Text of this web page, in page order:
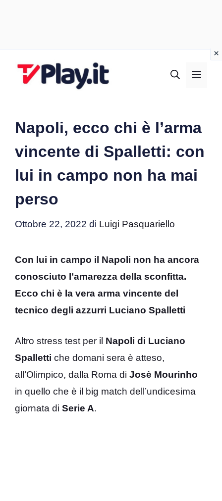
Napoli, ecco chi è l’arma
vincente di Spalletti: con
lui in campo non ha mai
perso
Ottobre 22, 2022 di Luigi Pasquariello
Con lui in campo il Napoli non ha ancora
conosciuto l’amarezza della sconfitta.
Ecco chi è la vera arma vincente del
tecnico degli azzurri Luciano Spalletti
Altro stress test per il Napoli di Luciano
Spalletti che domani sera è atteso,
all’Olimpico, dalla Roma di Josè Mourinho
in quello che è il big match dell’undicesima
giornata di Serie A.